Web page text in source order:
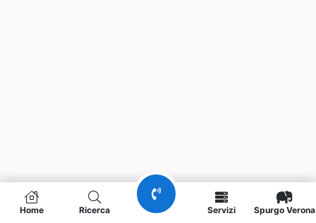
Home Ricerca Servizi Spurgo Verona